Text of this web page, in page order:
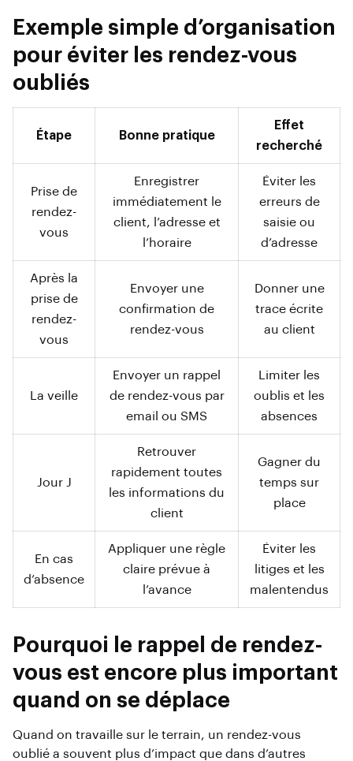
Exemple simple d’organisation
pour éviter les rendez-vous
oubliés
Étape Bonne pratique
Effet
recherché
Prise de
rendez-
vous
Enregistrer
immédiatement le
client, l’adresse et
l’horaire
Éviter les
erreurs de
saisie ou
d’adresse
Après la
prise de
rendez-
vous
Envoyer une
confirmation de
rendez-vous
Donner une
trace écrite
au client
La veille
Envoyer un rappel
de rendez-vous par
email ou SMS
Limiter les
oublis et les
absences
Jour J
Retrouver
rapidement toutes
les informations du
client
Gagner du
temps sur
place
En cas
d’absence
Appliquer une règle
claire prévue à
l’avance
Éviter les
litiges et les
malentendus
Pourquoi le rappel de rendez-
vous est encore plus important
quand on se déplace
Quand on travaille sur le terrain, un rendez-vous
oublié a souvent plus d’impact que dans d’autres